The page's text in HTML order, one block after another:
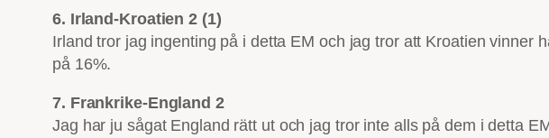
6. Irland-Kroatien 2 (1)
Irland tror jag ingenting på i detta EM och jag tror att Kroatien vinner
på 16%.
7. Frankrike-England 2
Jag har ju sågat England rätt ut och jag tror inte alls på dem i detta